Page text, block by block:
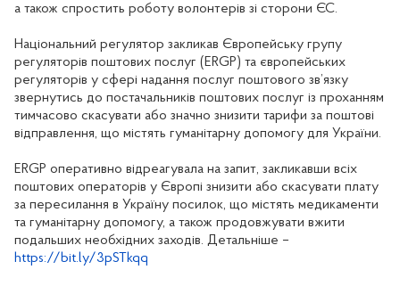
а також спростить роботу волонтерів зі сторони ЄС.
Національний регулятор закликав Європейську групу
регуляторів поштових послуг (ERGP) та європейських
регуляторів у сфері надання послуг поштового зв’язку
звернутись до постачальників поштових послуг із проханням
тимчасово скасувати або значно знизити тарифи за поштові
відправлення, що містять гуманітарну допомогу для України.
ERGP оперативно відреагувала на запит, закликавши всіх
поштових операторів у Європі знизити або скасувати плату
за пересилання в Україну посилок, що містять медикаменти
та гуманітарну допомогу, а також продовжувати вжити
подальших необхідних заходів. Детальніше –
https://bit.ly/3pSTkqq